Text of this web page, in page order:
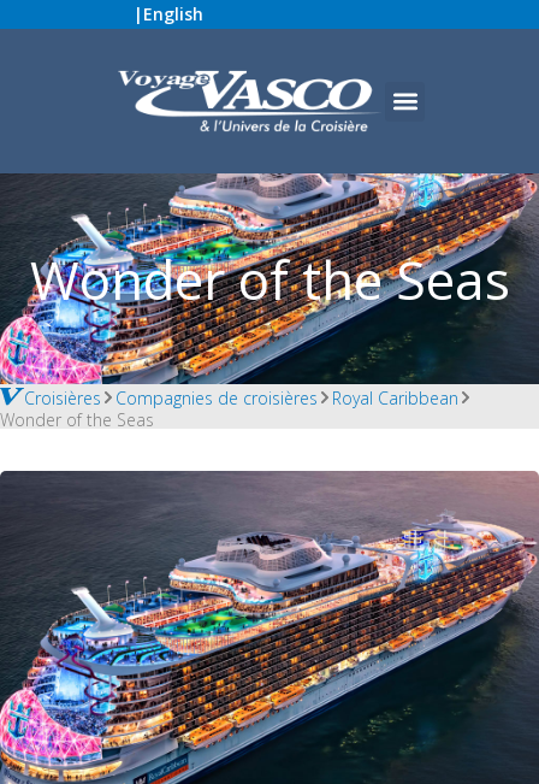
| English
Wonder of the Seas
Croisières Compagnies de croisières
Royal Caribbean
Wonder of the Seas